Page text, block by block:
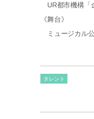
UR都市機構「
《舞台》
ミュージカル
タレント